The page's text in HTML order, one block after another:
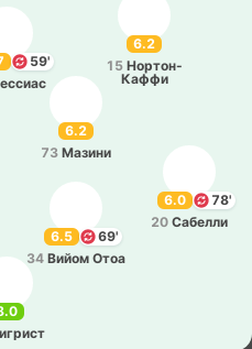
6.0
78'
20 Са­бе­лли
6.5
69'
34 Вийом Отоа
6.2
15 Но­рто­н-
Ка­ффи
59'
6.2
73 Мазини